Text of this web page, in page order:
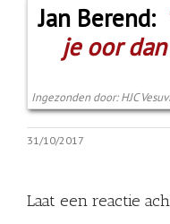
Jan Berend:
je oor
Ingezonden door: HJC
31/10/2017
Laat een reactie